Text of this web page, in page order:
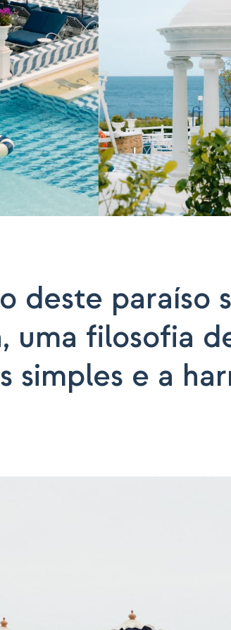
deste paraíso
uma filosofia
simples e a